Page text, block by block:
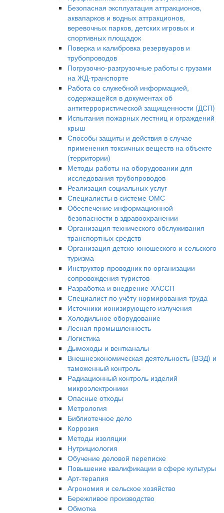
Безопасная эксплуатация аттракционов,
аквапарков и водных аттракционов,
веревочных парков, детских игровых и
спортивных площадок
Поверка и калибровка резервуаров и
трубопроводов
Погрузочно-разгрузочные работы с грузами
на ЖД-транспорте
Работа со служебной информацией,
содержащейся в документах об
антитеррористической защищенности (ДСП)
Испытания пожарных лестниц и ограждений
крыш
Способы защиты и действия в случае
применения токсичных веществ на объекте
(территории)
Методы работы на оборудовании для
исследования трубопроводов
Реализация социальных услуг
Специалисты в системе ОМС
Обеспечение информационной
безопасности в здравоохранении
Организация технического обслуживания
транспортных средств
Организация детско-юношеского и сельского
туризма
Инструктор-проводник по организации
сопровождения туристов
Разработка и внедрение ХАССП
Специалист по учёту нормирования труда
Источники ионизирующего излучения
Холодильное оборудование
Лесная промышленность
Логистика
Дымоходы и вентканалы
Внешнеэкономическая деятельность (ВЭД) и
таможенный контроль
Радиационный контроль изделий
микроэлектроники
Опасные отходы
Метрология
Библиотечное дело
Коррозия
Методы изоляции
Нутрициология
Обучение деловой переписке
Повышение квалификации в сфере культуры
Арт-терапия
Агрономия и сельское хозяйство
Бережливое производство
Обмотка